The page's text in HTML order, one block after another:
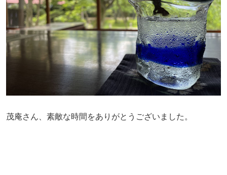
茂庵さん、素敵な時間をありがとうございました。